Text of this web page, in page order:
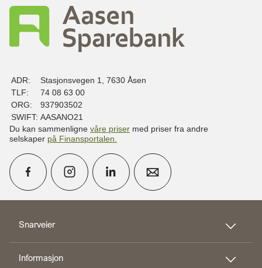
Snarveier
Informasjon
ADR:
Stasjonsvegen 1, 7630 Åsen
TLF:
74 08 63 00
ORG:
937903502
SWIFT: AASANO21
Du kan sammenligne våre priser med priser fra andre
selskaper på Finansportalen